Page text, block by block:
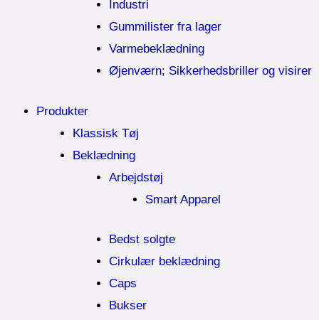
Industri
Gummilister fra lager
Varmebeklædning
Øjenværn; Sikkerhedsbriller og visirer
Produkter
Klassisk Tøj
Beklædning
Arbejdstøj
Smart Apparel
Bedst solgte
Cirkulær beklædning
Caps
Bukser